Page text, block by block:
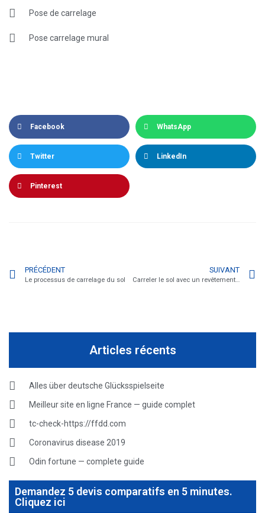
Pose de carrelage
Pose carrelage mural
Facebook WhatsApp
Twitter LinkedIn
Pinterest
PRÉCÉDENT
Le processus de carrelage du sol
SUIVANT
Carreler le sol avec un revêtement de carreaux à clipser
Articles récents
Alles über deutsche Glücksspielseite
Meilleur site en ligne France — guide complet
tc-check-https://ffdd.com
Coronavirus disease 2019
Odin fortune — complete guide
Demandez 5 devis comparatifs en 5 minutes.
Cliquez ici